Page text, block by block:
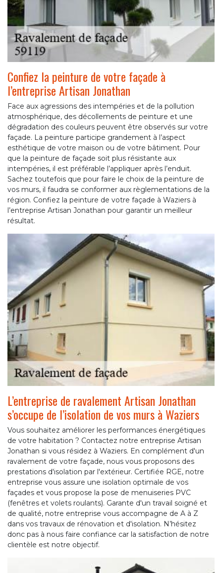
Confiez la peinture de votre façade à
l’entreprise Artisan Jonathan
Face aux agressions des intempéries et de la pollution
atmosphérique, des décollements de peinture et une
dégradation des couleurs peuvent être observés sur votre
façade. La peinture participe grandement à l’aspect
esthétique de votre maison ou de votre bâtiment. Pour
que la peinture de façade soit plus résistante aux
intempéries, il est préférable l’appliquer après l’enduit.
Sachez toutefois que pour faire le choix de la peinture de
vos murs, il faudra se conformer aux règlementations de la
région. Confiez la peinture de votre façade à Waziers à
l’entreprise Artisan Jonathan pour garantir un meilleur
résultat.
L’entreprise de ravalement Artisan Jonathan
s’occupe de l’isolation de vos murs à Waziers
Vous souhaitez améliorer les performances énergétiques
de votre habitation ? Contactez notre entreprise Artisan
Jonathan si vous résidez à Waziers. En complément d'un
ravalement de votre façade, nous vous proposons des
prestations d'isolation par l'extérieur. Certifiée RGE, notre
entreprise vous assure une isolation optimale de vos
façades et vous propose la pose de menuiseries PVC
(fenêtres et volets roulants). Garante d'un travail soigné et
de qualité, notre entreprise vous accompagne de A à Z
dans vos travaux de rénovation et d'isolation. N’hésitez
donc pas à nous faire confiance car la satisfaction de notre
clientèle est notre objectif.